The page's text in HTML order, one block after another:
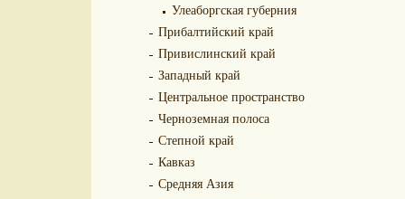
Улеаборгская губерния
Прибалтийский край
Привислинский край
Западный край
Центральное пространство
Черноземная полоса
Степной край
Кавказ
Средняя Азия